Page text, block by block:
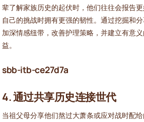
辈了解家族历史的起伏时，他们往往会报告
自己的挑战时拥有更强的韧性。通过挖掘和
加深情感纽带，改善护理策略，并建立有意
益。
sbb-itb-ce27d7a
4. 通过共享历史连接世代
当祖父母分享他们熬过大萧条或应对战时配